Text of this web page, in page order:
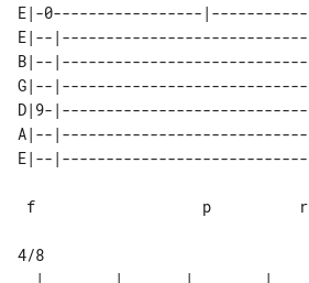
E|-0-----------------
E|--
B|--
G|--
D|9-
A|--
4/8